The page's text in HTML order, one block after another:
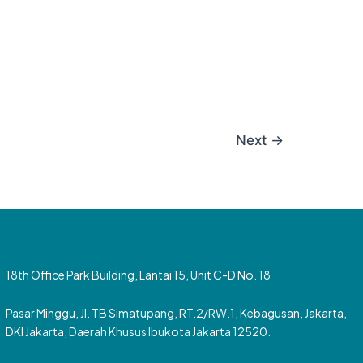
Next →
18th Office Park Building, Lantai 15, Unit C-D No. 18
Pasar Minggu, Jl. TB Simatupang, RT.2/RW.1, Kebagusan, Jakarta,
DKI Jakarta, Daerah Khusus Ibukota Jakarta 12520.